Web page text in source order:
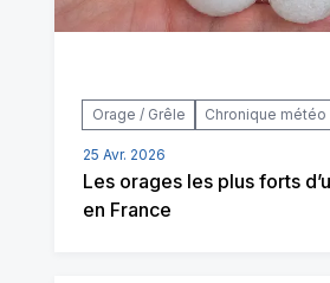
Orage / Grêle Chronique météo
25 Avr. 2026
Les orages les plus forts
en France